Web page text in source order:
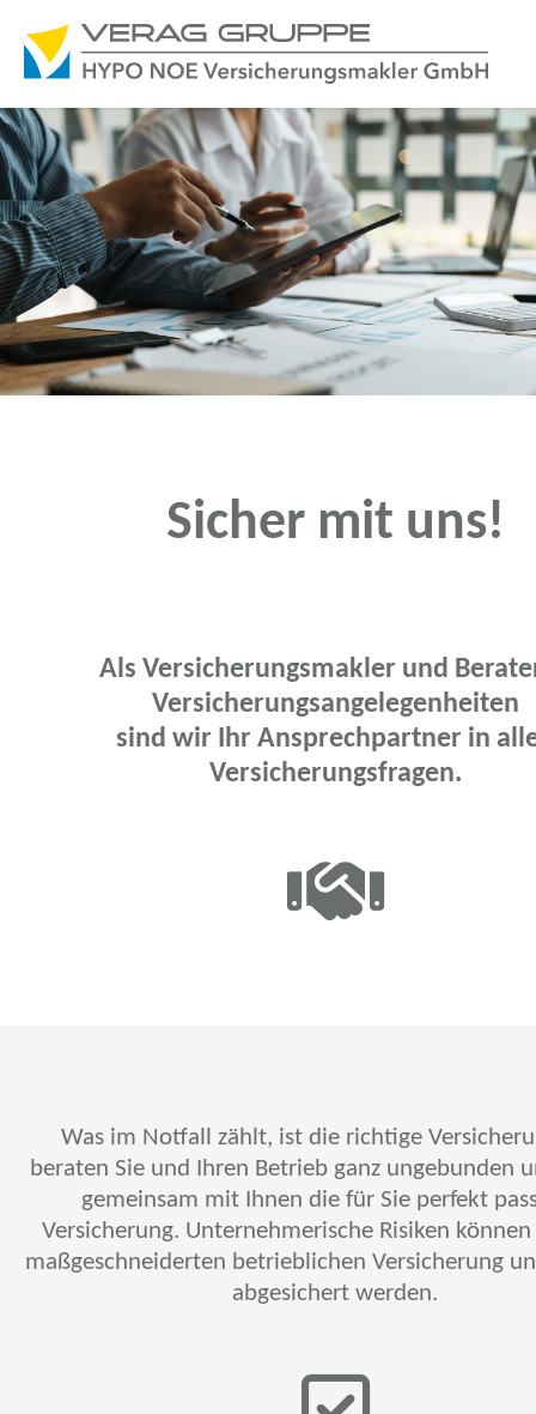
Sicher mit uns!
Als Versicherungsmakler und
Versicherungsangelegenheiten
sind wir Ihr Ansprechpartner in
Versicherungsfragen.
Was im Notfall zählt, ist die richtige
beraten Sie und Ihren Betrieb ganz ungebunden
gemeinsam mit Ihnen die für Sie perfekt
Versicherung. Unternehmerische Risiken
maßgeschneiderten betrieblichen Versicherung
abgesichert werden.